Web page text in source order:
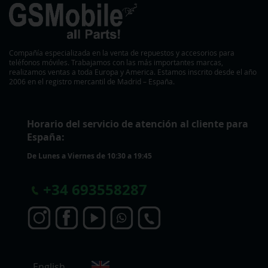
Compañía especializada en la venta de repuestos y accesorios para
teléfonos móviles. Trabajamos con las más importantes marcas,
realizamos ventas a toda Europa y America. Estamos inscrito desde el año
2006 en el registro mercantil de Madrid – España.
Horario del servicio de atención al cliente para
España:
De Lunes a Viernes de 10:30 a 19:45
+34 693558287